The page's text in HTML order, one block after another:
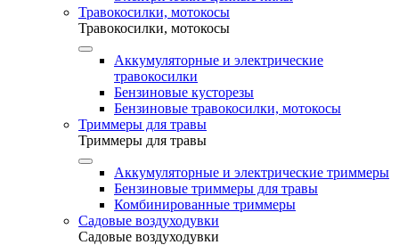
Травокосилки, мотокосы
Травокосилки, мотокосы
Аккумуляторные и электрические
травокосилки
Бензиновые кусторезы
Бензиновые травокосилки, мотокосы
Триммеры для травы
Триммеры для травы
Аккумуляторные и электрические триммеры
Бензиновые триммеры для травы
Комбинированные триммеры
Садовые воздуходувки
Садовые воздуходувки